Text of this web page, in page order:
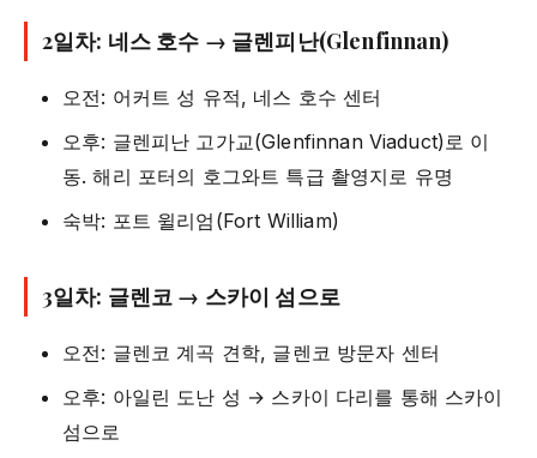
2일차: 네스 호수 → 글렌피난(Glenfinnan)
오전: 어커트 성 유적, 네스 호수 센터
오후: 글렌피난 고가교(Glenfinnan Viaduct)로 이
동. 해리 포터의 호그와트 특급 촬영지로 유명
숙박: 포트 윌리엄(Fort William)
3일차: 글렌코 → 스카이 섬으로
오전: 글렌코 계곡 견학, 글렌코 방문자 센터
오후: 아일린 도난 성 → 스카이 다리를 통해 스카이
섬으로